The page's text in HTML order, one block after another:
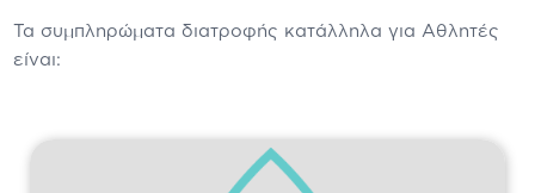
Τα συμπληρώματα διατροφής κατάλληλα για Αθλητές
είναι: